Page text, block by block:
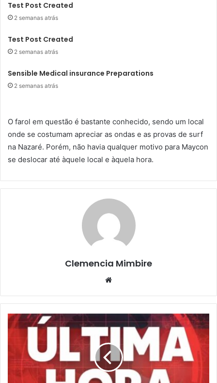
Test Post Created
2 semanas atrás
Test Post Created
2 semanas atrás
Sensible Medical insurance Preparations
2 semanas atrás
O farol em questão é bastante conhecido, sendo um local
onde se costumam apreciar as ondas e as provas de surf
na Nazaré. Porém, não havia qualquer motivo para Maycon
se deslocar até àquele local e àquela hora.
Clemencia Mimbire
Website